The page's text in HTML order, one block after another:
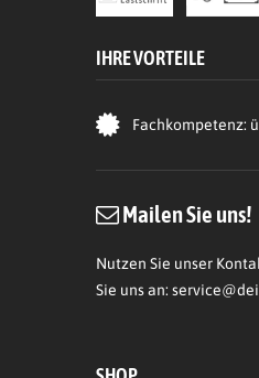
IHRE VORTEILE
Fachkompetenz:
Mailen Sie uns!
Nutzen Sie unser
Sie uns an: